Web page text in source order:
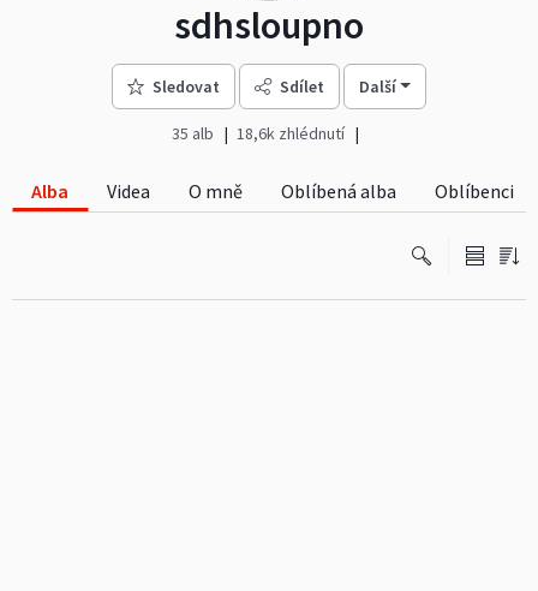
sdhsloupno
Sledovat Sdílet Další
35 alb 18,6k zhlédnutí
Alba Videa O mně Oblíbená alba Oblíbenci